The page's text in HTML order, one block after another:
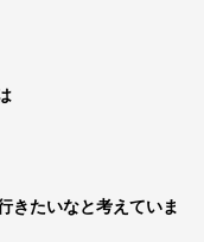
きたいなと考えていま